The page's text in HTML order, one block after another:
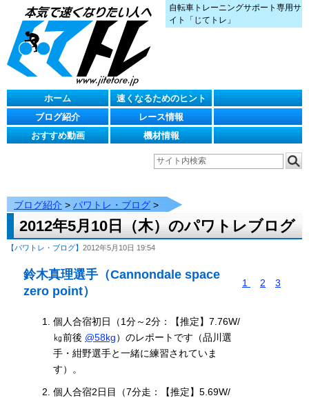
自転車トレーニングサポート専用サ
イト「じてトレ」
ホーム
速くなるためのヒント
ブログ紹介
レース情報
おすすめ動画
機材情報
ブログ紹介 > パワトレ・ブログ>
2012年5月10日（木）のパワトレブログ
【パワトレ・ブログ】 2012年5月10日 19:54
鈴木真理選手（Cannondale space
zero point）
1 2 3
個人合宿初日（1分～2分：【推定】7.76W/
㎏前後 @58kg）のレポートです（品川選
手・紺野選手と一緒に練習されていま
す）。
個人合宿2日目（7分走：【推定】5.69W/